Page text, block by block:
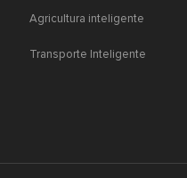
Agricultura inteligente
Transporte Inteligente